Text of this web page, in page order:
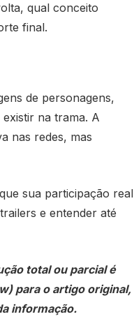
qual conceito
final.
de personagens,
na trama. A
nas redes, mas
sua participação real
e entender até
total ou parcial é
para o artigo original,
informação.